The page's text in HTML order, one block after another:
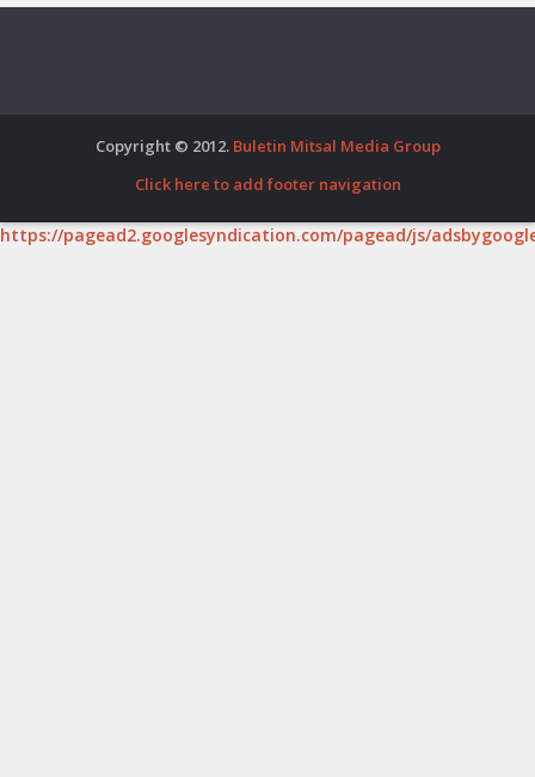
Copyright © 2012. Buletin Mitsal Media Group
Click here to add footer navigation
https://pagead2.googlesyndication.com/pagead/js/